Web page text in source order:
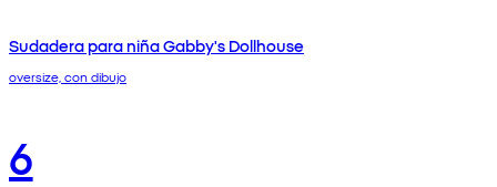
Sudadera para niña Gabby's Dollhouse
oversize, con dibujo
6